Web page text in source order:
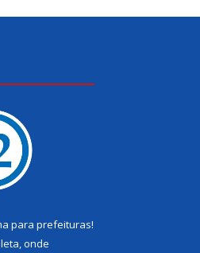
para prefeituras!
onde